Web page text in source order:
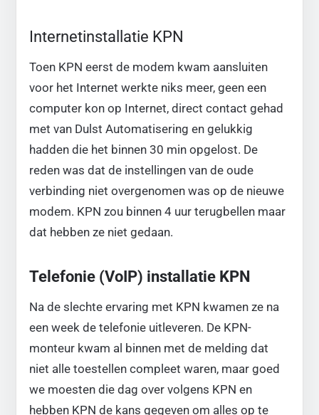
Internetinstallatie KPN
Toen KPN eerst de modem kwam aansluiten
voor het Internet werkte niks meer, geen een
computer kon op Internet, direct contact gehad
met van Dulst Automatisering en gelukkig
hadden die het binnen 30 min opgelost. De
reden was dat de instellingen van de oude
verbinding niet overgenomen was op de nieuwe
modem. KPN zou binnen 4 uur terugbellen maar
dat hebben ze niet gedaan.
Telefonie (VoIP) installatie KPN
Na de slechte ervaring met KPN kwamen ze na
een week de telefonie uitleveren. De KPN-
monteur kwam al binnen met de melding dat
niet alle toestellen compleet waren, maar goed
we moesten die dag over volgens KPN en
hebben KPN de kans gegeven om alles op te